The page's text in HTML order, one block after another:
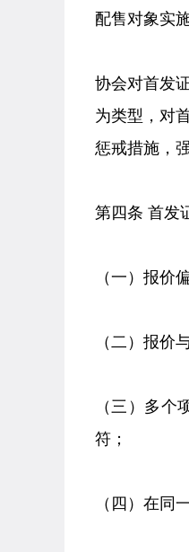
配售对象实
协会对首发
为类型，对
惩戒措施，
第四条 首发
（一）报价
（二）报价
（三）多
符；
（四）在同